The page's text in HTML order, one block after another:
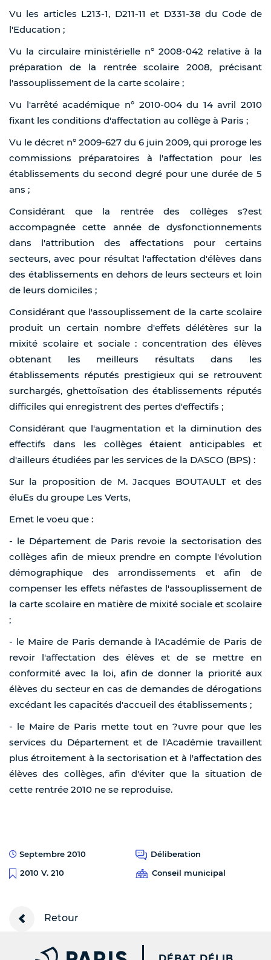
Vu les articles L213-1, D211-11 et D331-38 du Code de
l'Education ;
Vu la circulaire ministérielle n° 2008-042 relative à la
préparation de la rentrée scolaire 2008, précisant
l'assouplissement de la carte scolaire ;
Vu l'arrêté académique n° 2010-004 du 14 avril 2010
fixant les conditions d'affectation au collège à Paris ;
Vu le décret n° 2009-627 du 6 juin 2009, qui proroge les
commissions préparatoires à l'affectation pour les
établissements du second degré pour une durée de 5
ans ;
Considérant que la rentrée des collèges s?est
accompagnée cette année de dysfonctionnements
dans l'attribution des affectations pour certains
secteurs, avec pour résultat l'affectation d'élèves dans
des établissements en dehors de leurs secteurs et loin
de leurs domiciles ;
Considérant que l'assouplissement de la carte scolaire
produit un certain nombre d'effets délétères sur la
mixité scolaire et sociale : concentration des élèves
obtenant les meilleurs résultats dans les
établissements réputés prestigieux qui se retrouvent
surchargés, ghettoïsation des établissements réputés
difficiles qui enregistrent des pertes d'effectifs ;
Considérant que l'augmentation et la diminution des
effectifs dans les collèges étaient anticipables et
d'ailleurs étudiées par les services de la DASCO (BPS) :
Sur la proposition de M. Jacques BOUTAULT et des
éluEs du groupe Les Verts,
Emet le voeu que :
- le Département de Paris revoie la sectorisation des
collèges afin de mieux prendre en compte l'évolution
démographique des arrondissements et afin de
compenser les effets néfastes de l'assouplissement de
la carte scolaire en matière de mixité sociale et scolaire
;
- le Maire de Paris demande à l'Académie de Paris de
revoir l'affectation des élèves et de se mettre en
conformité avec la loi, afin de donner la priorité aux
élèves du secteur en cas de demandes de dérogations
excédant les capacités d'accueil des établissements ;
- le Maire de Paris mette tout en ?uvre pour que les
services du Département et de l'Académie travaillent
plus étroitement à la sectorisation et à l'affectation des
élèves des collèges, afin d'éviter que la situation de
cette rentrée 2010 ne se reproduise.
Septembre 2010
Déliberation
2010 V. 210
Conseil municipal
Retour
PARIS.FR [NEW